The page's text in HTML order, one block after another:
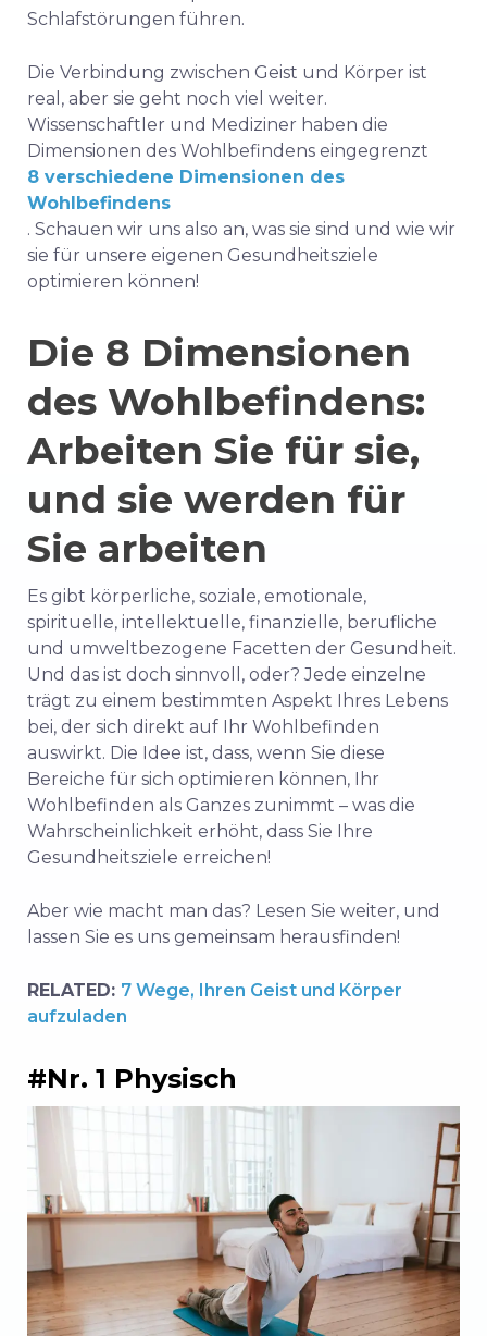
Schlafstörungen führen.
Die Verbindung zwischen Geist und Körper ist
real, aber sie geht noch viel weiter.
Wissenschaftler und Mediziner haben die
Dimensionen des Wohlbefindens eingegrenzt
8 verschiedene Dimensionen des
Wohlbefindens
. Schauen wir uns also an, was sie sind und wie wir
sie für unsere eigenen Gesundheitsziele
optimieren können!
Die 8 Dimensionen
des Wohlbefindens:
Arbeiten Sie für sie,
und sie werden für
Sie arbeiten
Es gibt körperliche, soziale, emotionale,
spirituelle, intellektuelle, finanzielle, berufliche
und umweltbezogene Facetten der Gesundheit.
Und das ist doch sinnvoll, oder? Jede einzelne
trägt zu einem bestimmten Aspekt Ihres Lebens
bei, der sich direkt auf Ihr Wohlbefinden
auswirkt. Die Idee ist, dass, wenn Sie diese
Bereiche für sich optimieren können, Ihr
Wohlbefinden als Ganzes zunimmt – was die
Wahrscheinlichkeit erhöht, dass Sie Ihre
Gesundheitsziele erreichen!
Aber wie macht man das? Lesen Sie weiter, und
lassen Sie es uns gemeinsam herausfinden!
RELATED: 7 Wege, Ihren Geist und Körper
aufzuladen
#Nr. 1 Physisch